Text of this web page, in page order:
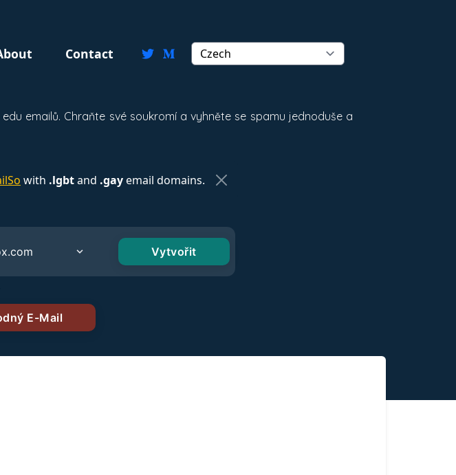
Contact
emailů. Chraňte své soukromí a vyhněte se spamu jednoduše a
with .lgbtand .gayemail domains.